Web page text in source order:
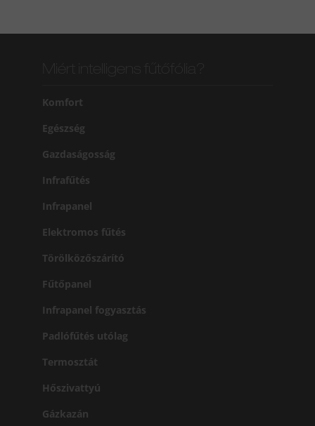
Komfort
Egészség
Gazdaságosság
Infrafűtés
Infrapanel
Elektromos fűtés
Törölközőszárító
Fűtőpanel
Infrapanel fogyasztás
Padlófűtés utólag
Termosztát
Hőszivattyú
Gázkazán